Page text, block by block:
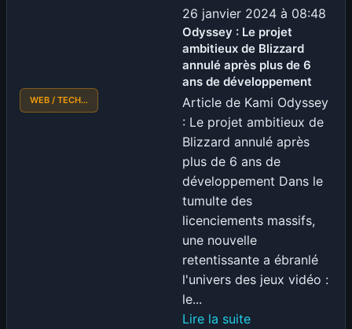
sauvé
mes
streams
grâce
à
MadPC
:
fini
les
écrans
bleus
!
WEB / TECH…
26 janvier 2024 à 08:48
Odyssey : Le projet
ambitieux de Blizzard
annulé après plus de 6
ans de développement
Article de Kami Odyssey
: Le projet ambitieux de
Blizzard annulé après
plus de 6 ans de
développement Dans le
tumulte des
licenciements massifs,
une nouvelle
retentissante a ébranlé
l'univers des jeux vidéo :
le...
Lire la suite: